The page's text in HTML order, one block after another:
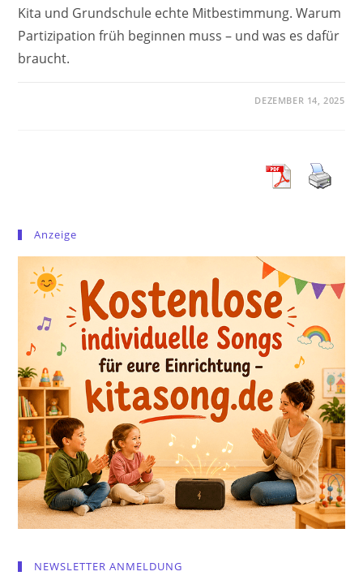
Kita und Grundschule echte Mitbestimmung. Warum
Partizipation früh beginnen muss – und was es dafür
braucht.
DEZEMBER 14, 2025
Anzeige
NEWSLETTER ANMELDUNG